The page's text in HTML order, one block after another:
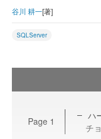
谷川 耕一[著]
SQLServer
Page 1
ハ
チ